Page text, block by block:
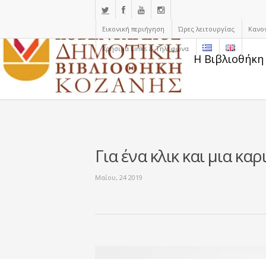
Εικονική περιήγηση Ώρες λειτουργίας
Χρήσιμα Links & Τηλέφωνα
Η
Για ένα κλικ και μια
Μαΐου, 24 2019